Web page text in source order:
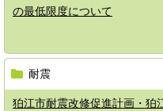
の最低限度について
耐震
狛江市耐震改修促進計画・狛